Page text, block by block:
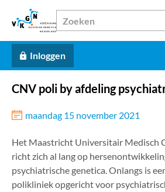
Inloggen
CNV poli by afdeling
maandag 15 november 2021
Het Maastricht Universitair Medisch
richt zich al lang op
psychiatrische genetica. Onlangs is
polikliniek opgericht voor